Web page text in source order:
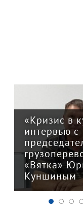
«Кризис в
интервью с
«Вятка»
Куншиным